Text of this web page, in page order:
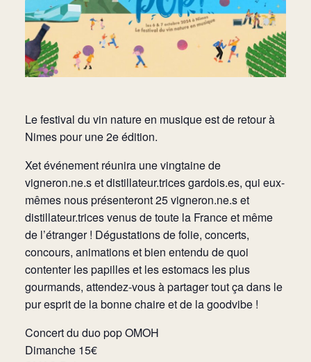
Le festival du vin nature en musique est de retour à
Nimes pour une 2e édition.
Xet événement réunira une vingtaine de
vigneron.ne.s et distillateur.trices gardois.es, qui eux-
mêmes nous présenteront 25 vigneron.ne.s et
distillateur.trices venus de toute la France et même
de l’étranger ! Dégustations de folie, concerts,
concours, animations et bien entendu de quoi
contenter les papilles et les estomacs les plus
gourmands, attendez-vous à partager tout ça dans le
pur esprit de la bonne chaire et de la goodvibe !
Concert du duo pop OMOH
Dimanche 15€